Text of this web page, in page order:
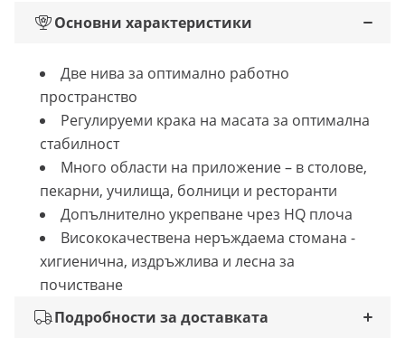
Основни характеристики
Две нива за оптимално работно
пространство
Регулируеми крака на масата за оптимална
стабилност
Много области на приложение – в столове,
пекарни, училища, болници и ресторанти
Допълнително укрепване чрез HQ плоча
Висококачествена неръждаема стомана -
хигиенична, издръжлива и лесна за
почистване
Подробности за доставката